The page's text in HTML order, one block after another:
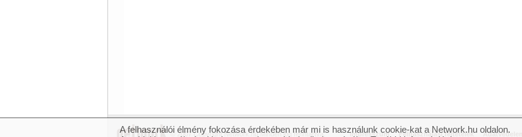
© 2007 Copyright Network.hu Minden jog fenntartva. Impresszum Felhasználási feltételek Adatvédelem
A felhasználói élmény fokozása érdekében már mi is használunk cookie-kat a Network.hu oldalon.